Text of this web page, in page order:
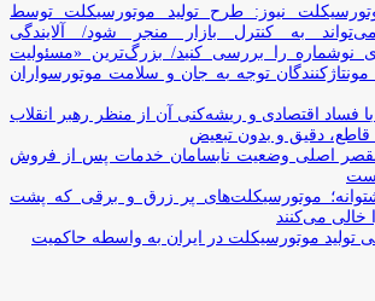
نیوز: طرح تولید موتورسیکلت توسط
به کنترل بازار منجر شود/ آلایندگی
نوشماره را بررسی کنید/ بزرگ‌ترین «مسئولیت
توجه به جان و سلامت موتورسواران
با فساد اقتصادی و ریشه‌کنی آن از منظر رهبر انقلاب
قاطع، دقیق و بدون تبعیض
اصلی وضعیت نابسامان خدمات پس از فروش
موتورسیکلت‌های پر زرق‌ و برقی که پشت
خالی می‌کنند
تولید موتورسیکلت در ایران به واسطه حاکمیت